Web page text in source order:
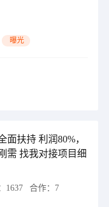
曝光
扶持 利润80%，
需 找我对接项目细
1637 合作： 7